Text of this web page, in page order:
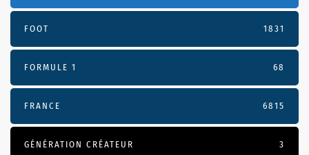
FOOT 1831
FORMULE 1 68
FRANCE 6815
GÉNÉRATION CRÉATEUR 3